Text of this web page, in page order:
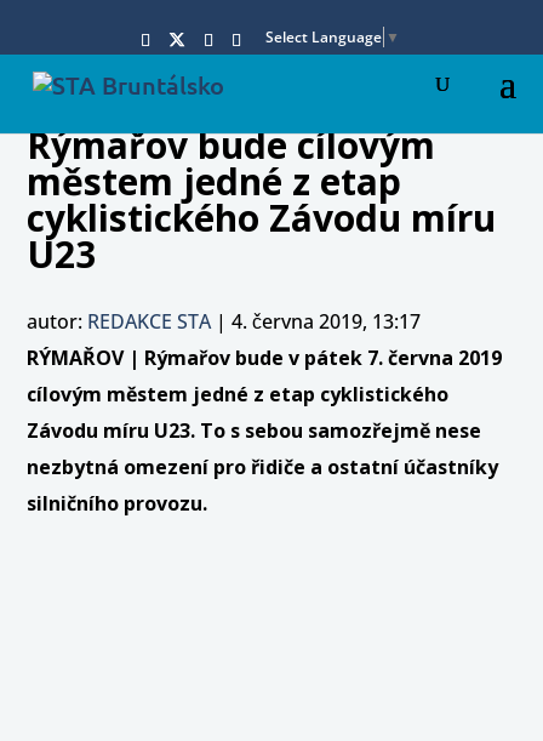
Select Language ▼
Rýmařov bude cílovým
městem jedné z etap
cyklistického Závodu míru
U23
autor: REDAKCE STA|4. června 2019, 13:17
RÝMAŘOV | Rýmařov bude v pátek 7. června 2019
cílovým městem jedné z etap cyklistického
Závodu míru U23. To s sebou samozřejmě nese
nezbytná omezení pro řidiče a ostatní účastníky
silničního provozu.